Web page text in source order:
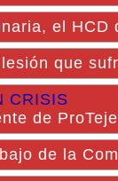
el HCD
que
CRISIS
de
de la